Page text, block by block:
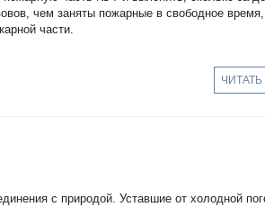
чем заняты пожарные в свободное
части.
с природой. Уставшие от холодной